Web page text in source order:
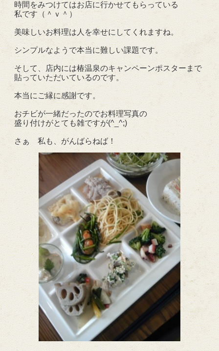
時間をみつけてはお店に行かせてもらっている
私です（＾ｖ＾）
美味しいお料理は人を幸せにしてくれますね。
シンプルなようで本当に難しい課題です。
そして、店内には椿温泉のキャンペーンポスターまで
貼っていただいているのです。
本当にご縁に感謝です。
おチビが一緒だったのでお料理写真の
盛り付けがとても雑ですが(^_^;)
さぁ 私も、がんばらねば！